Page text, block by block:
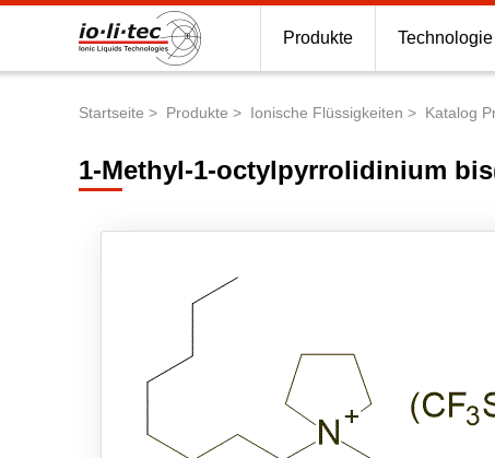
Produkte Technologie
Startseite Produkte Ionische Flüssigkeiten Katalog
1-Methyl-1-octylpyrrolidinium